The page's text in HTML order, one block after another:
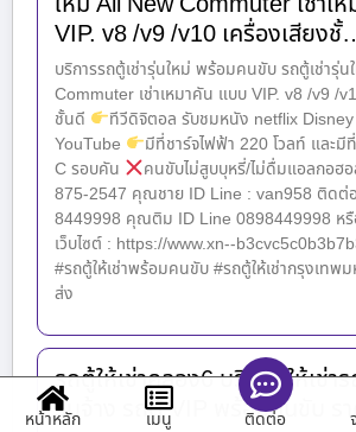
VIP. v8 /v9 /v10 เครื่องเสียง
บริการรถตู้เช่ารุ่นใหม่ พร้อมคนขับ รถตู้เช่ารุ่น
Commuter เช่าเหมาคัน แบบ VIP. v8 /v9 /
ชั้นดี
ทีวีดิจิตอล รับชมหนัง netflix
YouTube
มีที่ชาร์จไฟฟ้า 220 โวลท์ และมี
C รอบคัน
คนขับไม่สูบบุหรี่/ไม่ดื่มแอลกอ
875-2547 คุณชาย ID Line : van958 ติด
8449998 คุณติม ID Line 0898449998 ห
เว็บไซต์ : https://www.xn--
#รถตู้ให้เช่าพร้อมคนขับ #รถตู้ให้เช่ากรุงเทพ
ส่ง
รถตู้ให้เช่าคลอง6 บริการ ให้เช่า
รับจ้าง รถตู้ VIP พร้อมคนขับ รา
หน้าหลัก เมนู ติดต่อ